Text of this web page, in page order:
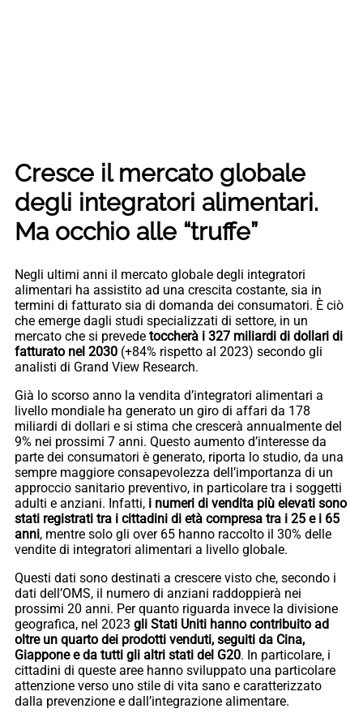
Cresce il mercato globale
degli integratori alimentari.
Ma occhio alle “truffe”
Negli ultimi anni il mercato globale degli integratori
alimentari ha assistito ad una crescita costante, sia in
termini di fatturato sia di domanda dei consumatori. È ciò
che emerge dagli studi specializzati di settore, in un
mercato che si prevede toccherà i 327 miliardi di dollari di
fatturato nel 2030 (+84% rispetto al 2023) secondo gli
analisti di Grand View Research.
Già lo scorso anno la vendita d’integratori alimentari a
livello mondiale ha generato un giro di affari da 178
miliardi di dollari e si stima che crescerà annualmente del
9% nei prossimi 7 anni. Questo aumento d’interesse da
parte dei consumatori è generato, riporta lo studio, da una
sempre maggiore consapevolezza dell’importanza di un
approccio sanitario preventivo, in particolare tra i soggetti
adulti e anziani. Infatti, i numeri di vendita più elevati sono
stati registrati tra i cittadini di età compresa tra i 25 e i 65
anni, mentre solo gli over 65 hanno raccolto il 30% delle
vendite di integratori alimentari a livello globale.
Questi dati sono destinati a crescere visto che, secondo i
dati dell’OMS, il numero di anziani raddoppierà nei
prossimi 20 anni. Per quanto riguarda invece la divisione
geografica, nel 2023 gli Stati Uniti hanno contribuito ad
oltre un quarto dei prodotti venduti, seguiti da Cina,
Giappone e da tutti gli altri stati del G20. In particolare, i
cittadini di queste aree hanno sviluppato una particolare
attenzione verso uno stile di vita sano e caratterizzato
dalla prevenzione e dall’integrazione alimentare.